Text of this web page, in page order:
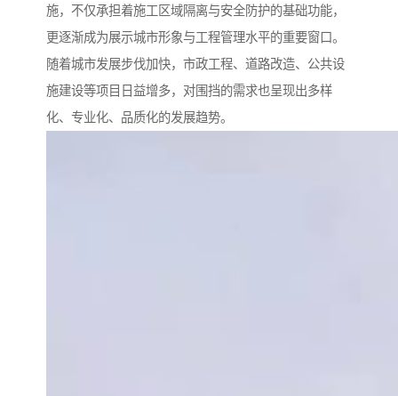
施，不仅承担着施工区域隔离与安全防护的基础功能，
更逐渐成为展示城市形象与工程管理水平的重要窗口。
随着城市发展步伐加快，市政工程、道路改造、公共设
施建设等项目日益增多，对围挡的需求也呈现出多样
化、专业化、品质化的发展趋势。